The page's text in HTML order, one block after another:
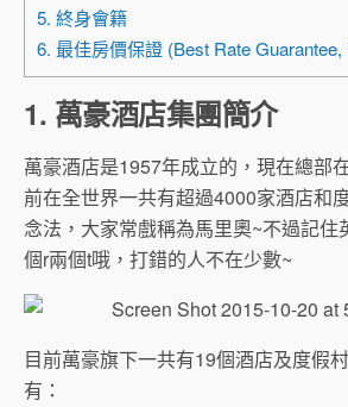
5. 終身會籍
6. 最佳房價保證 (Best Rate Guarantee,
1. 萬豪酒店集團簡介
萬豪酒店是1957年成立的，現在總部
前在全世界一共有超過4000家酒店和
念法，大家常戲稱為馬里奧~不過記住
個r兩個t哦，打錯的人不在少數~
目前萬豪旗下一共有19個酒店及度假
有：